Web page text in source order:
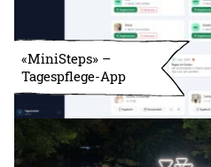
«MiniSteps» –
Tagespflege-App